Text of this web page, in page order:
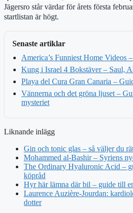
Jägersro står värdar för årets första
startlistan är högt.
Senaste artiklar
America’s Funniest Home Videos
Kung i Israel 4 Bokstäver – Saul,
Playa del Cura Gran Canaria –
Vännerna och det gröna ljuset –
mysteriet
Liknande inlägg
Gin och tonic glas – så väljer du
Mohammed al-Bashir – Syriens
The Ordinary Hyaluronic Acid –
köpråd
Hyr här lämna där bil – guide till
Laurence Auzière-Jourdan:
dotter